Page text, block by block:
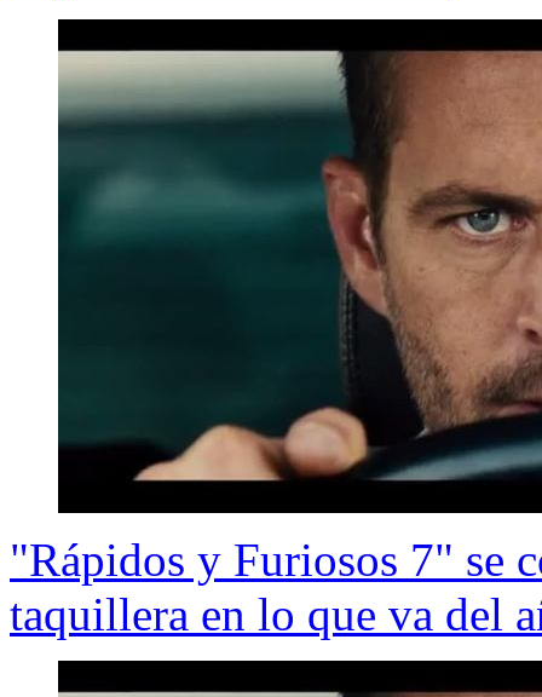
"Rápidos y Furiosos 7" se
taquillera en lo que va del